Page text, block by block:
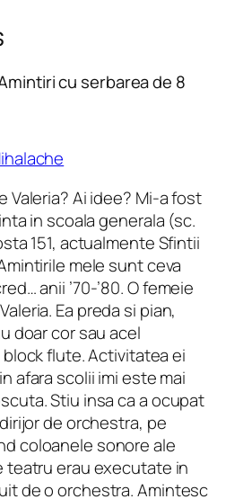
cu serbarea de 8
Valeria? Ai idee? Mi-a fost
in scoala generala (sc.
151, actualmente Sfintii
mele sunt ceva
anii ’70-’80. O femeie
Ea preda si pian,
doar cor sau acel
flute. Activitatea ei
afara scolii imi este mai
Stiu insa ca a ocupat
de orchestra, pe
coloanele sonore ale
teatru erau executate in
de o orchestra. Amintesc